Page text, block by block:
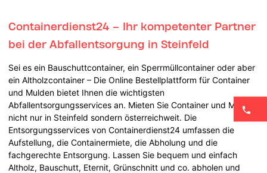
Containerdienst24 – Ihr kompetenter Partner
bei der Abfallentsorgung in Steinfeld
Sei es ein Bauschuttcontainer, ein Sperrmüllcontainer oder aber
ein Altholzcontainer – Die Online Bestellplattform für Container
und Mulden bietet Ihnen die wichtigsten
Abfallentsorgungsservices an. Mieten Sie Container und Mulden
nicht nur in Steinfeld sondern österreichweit. Die
Entsorgungsservices von Containerdienst24 umfassen die
Aufstellung, die Containermiete, die Abholung und die
fachgerechte Entsorgung. Lassen Sie bequem und einfach
Altholz, Bauschutt, Eternit, Grünschnitt und co. abholen und